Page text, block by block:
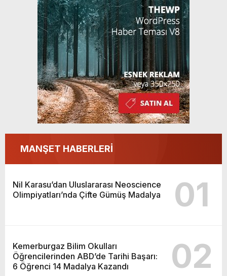
MANŞET HABERLERİ
Nil Karasu’dan Uluslararası Neoscience
Olimpiyatları’nda Çifte Gümüş Madalya
01
Kemerburgaz Bilim Okulları
Öğrencilerinden ABD’de Tarihi Başarı:
6 Öğrenci 14 Madalya Kazandı
02